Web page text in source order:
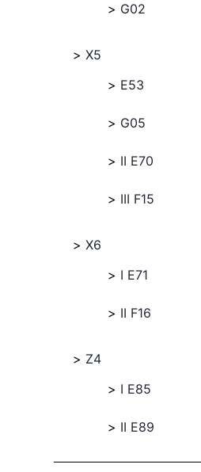
G02
X5
E53
G05
II E70
III F15
X6
I E71
II F16
Z4
I E85
II E89